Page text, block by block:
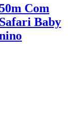
Com
Baby